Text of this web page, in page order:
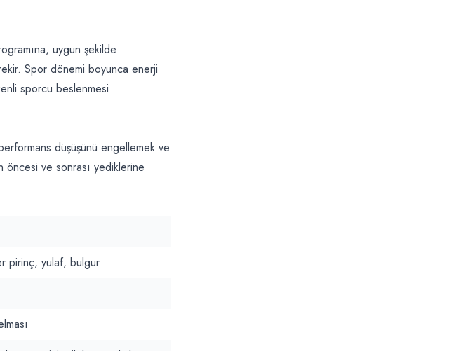
uygun şekilde
Spor dönemi boyunca enerji
sporcu beslenmesi
düşüşünü engellemek ve
öncesi ve sonrası yediklerine
pirinç, yulaf, bulgur